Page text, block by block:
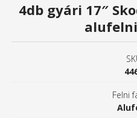
4db gyári 17″
Felni